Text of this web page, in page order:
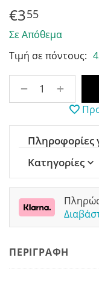
€355
Σε Απόθεμα
Τιμή σε πόντους:
+
−
Πληροφορίες
Κατηγορίες
ΠΕΡΙΓΡΑΦΗ